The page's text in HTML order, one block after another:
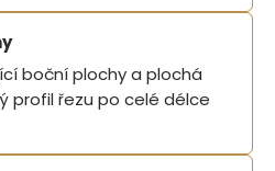
boční plochy a plochá
profil řezu po celé délce